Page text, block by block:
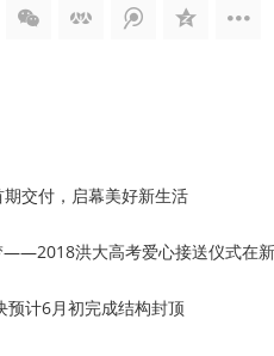
交付，启幕美好新生活
——2018洪大高考爱心接送仪式在
预计6月初完成结构封顶